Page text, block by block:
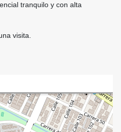
tranquilo y con alta
visita.